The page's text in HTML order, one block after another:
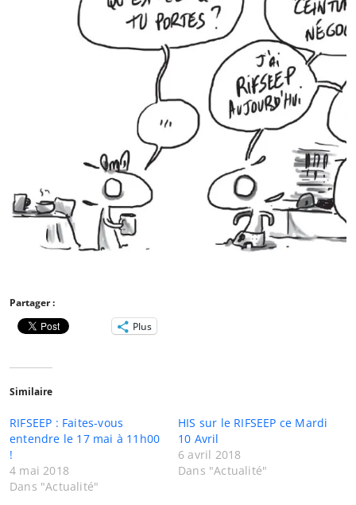
Partager :
Plus
Similaire
RIFSEEP : Faites-vous
entendre le 17 mai à 11h00
!
4 mai 2018
Dans "Actualité"
HIS sur le RIFSEEP ce Mardi
10 Avril
6 avril 2018
Dans "Actualité"